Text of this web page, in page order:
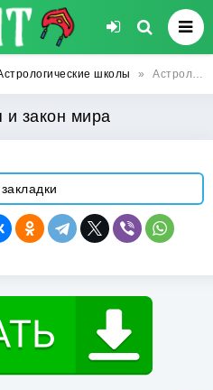
школы » Астрология и закон мира
и закон мира